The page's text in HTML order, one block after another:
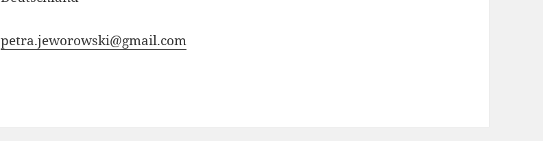
petra.jeworowski@gmail.com